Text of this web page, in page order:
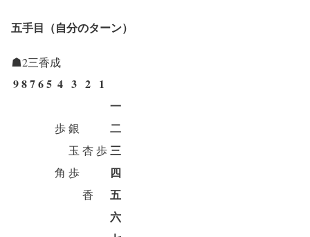
五手目（自分のターン）
☗2三香成
98765 4 3 2 1
一
歩銀 二
玉 杏歩三
角 歩 四
香
五
六